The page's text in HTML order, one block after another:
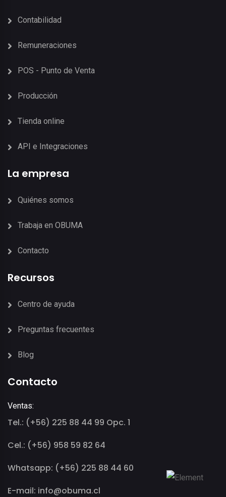
Contabilidad
Remuneraciones
POS - Punto de Venta
Producción
Tienda online
API e Integraciones
La empresa
Quiénes somos
Trabaja en OBUMA
Contacto
Recursos
Centro de ayuda
Preguntas frecuentes
Blog
Contacto
Ventas:
Tel.: (+56) 225 88 44 99 Opc. 1
Cel.: (+56) 958 59 82 64
Whatsapp: (+56) 225 88 44 60
E-mail: info@obuma.cl